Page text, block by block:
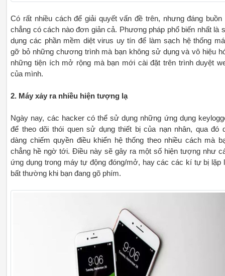
Có rất nhiều cách để giải quyết vấn đề trên, nhưng đáng buồn
chẳng có cách nào đơn giản cả. Phương pháp phổ biến nhất là
dụng các phần mềm diệt virus uy tín để làm sạch hệ thống
gỡ bỏ những chương trình mà bạn không sử dụng và vô hiệu
những tiện ích mở rộng mà bạn mới cài đặt trên trình duyệt
của mình.
2. Máy xảy ra nhiều hiện tượng lạ
Ngày nay, các hacker có thể sử dụng những ứng dụng
để theo dõi thói quen sử dụng thiết bị của nạn nhân, qua đó
dàng chiếm quyền điều khiển hệ thống theo nhiều cách mà
chẳng hề ngờ tới. Điều này sẽ gây ra một số hiện tượng như
ứng dụng trong máy tự động đóng/mở, hay các các kí tự bị lặp
bất thường khi bạn đang gõ phím.